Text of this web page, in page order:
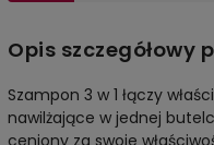
Opis szczegółowy
Szampon 3 w 1 łączy
nawilżające w jednej